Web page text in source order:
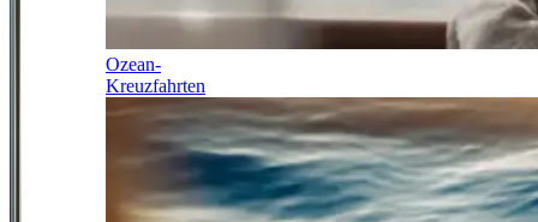
Ozean-
Kreuzfahrten